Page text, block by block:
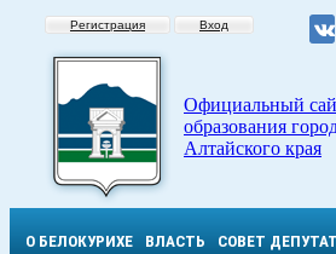
Регистрация Вход
Официальный
образования
Алтайского края
О БЕЛОКУРИХЕ ВЛАСТЬ СОВЕТ